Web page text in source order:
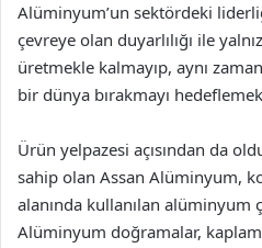
Alüminyum’un sektördeki
çevreye olan duyarlılığı ile
üretmekle kalmayıp, aynı
bir dünya bırakmayı
Ürün yelpazesi açısından da
sahip olan Assan Alüminyum,
alanında kullanılan alüminyum
Alüminyum doğramalar,